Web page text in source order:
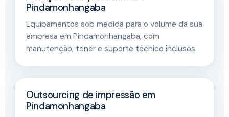
Pindamonhangaba
Equipamentos sob medida para o volume da sua
empresa em Pindamonhangaba, com
manutenção, toner e suporte técnico inclusos.
Outsourcing de impressão em
Pindamonhangaba